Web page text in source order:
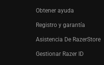
Obtener ayuda
Registro y garantía
Asistencia De RazerStore
Gestionar Razer ID